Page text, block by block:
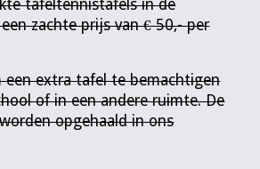
tafeltennistafels in de
zachte prijs van € 50,- per
een extra tafel te bemachtigen
of in een andere ruimte. De
opgehaald in ons